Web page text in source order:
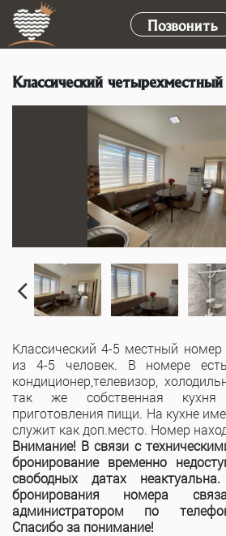
Позвонить
Классический
Классический 4-5 местный
из 4-5 человек. В номере
кондиционер,телевизор,
так же собственная
приготовления пищи. На кухне
служит как доп.место. Номер
Внимание! В связи с
бронирование временно
свободных датах
бронирования номера
администратором по
Спасибо за понимание!